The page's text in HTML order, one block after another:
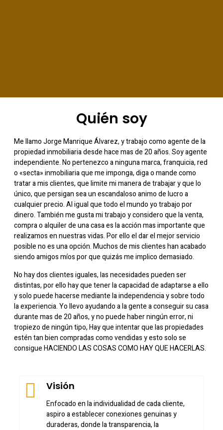
Quién soy
Me llamo Jorge Manrique Álvarez, y trabajo como agente de la
propiedad inmobiliaria desde hace mas de 20 años. Soy agente
independiente. No pertenezco a ninguna marca, franquicia, red
o «secta» inmobiliaria que me imponga, diga o mande como
tratar a mis clientes, que limite mi manera de trabajar y que lo
único, que persigan sea un escandaloso animo de lucro a
cualquier precio. Al igual que todo el mundo yo trabajo por
dinero. También me gusta mi trabajo y considero que la venta,
compra o alquiler de una casa es la acción mas importante que
realizamos en nuestras vidas. Por ello el dar el mejor servicio
posible no es una opción. Muchos de mis clientes han acabado
siendo amigos míos por que quizás me implico demasiado.
No hay dos clientes iguales, las necesidades pueden ser
distintas, por ello hay que tener la capacidad de adaptarse a ello
y solo puede hacerse mediante la independencia y sobre todo
la experiencia. Yo llevo ayudando a la gente a conseguir su casa
durante mas de 20 años, y no puede haber ningún error, ni
tropiezo de ningún tipo, Hay que intentar que las propiedades
estén tan bien compradas como vendidas y esto solo se
consigue HACIENDO LAS COSAS COMO HAY QUE HACERLAS.
Visión
Enfocado en la individualidad de cada cliente,
aspiro a establecer conexiones genuinas y
duraderas, donde la transparencia, la